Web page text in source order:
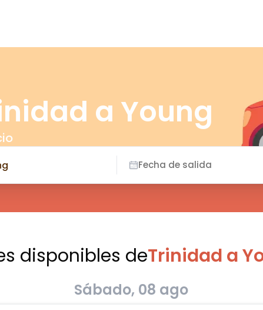
a Young
Fecha de salida
disponibles deTrinidad a
Sábado, 08 ago